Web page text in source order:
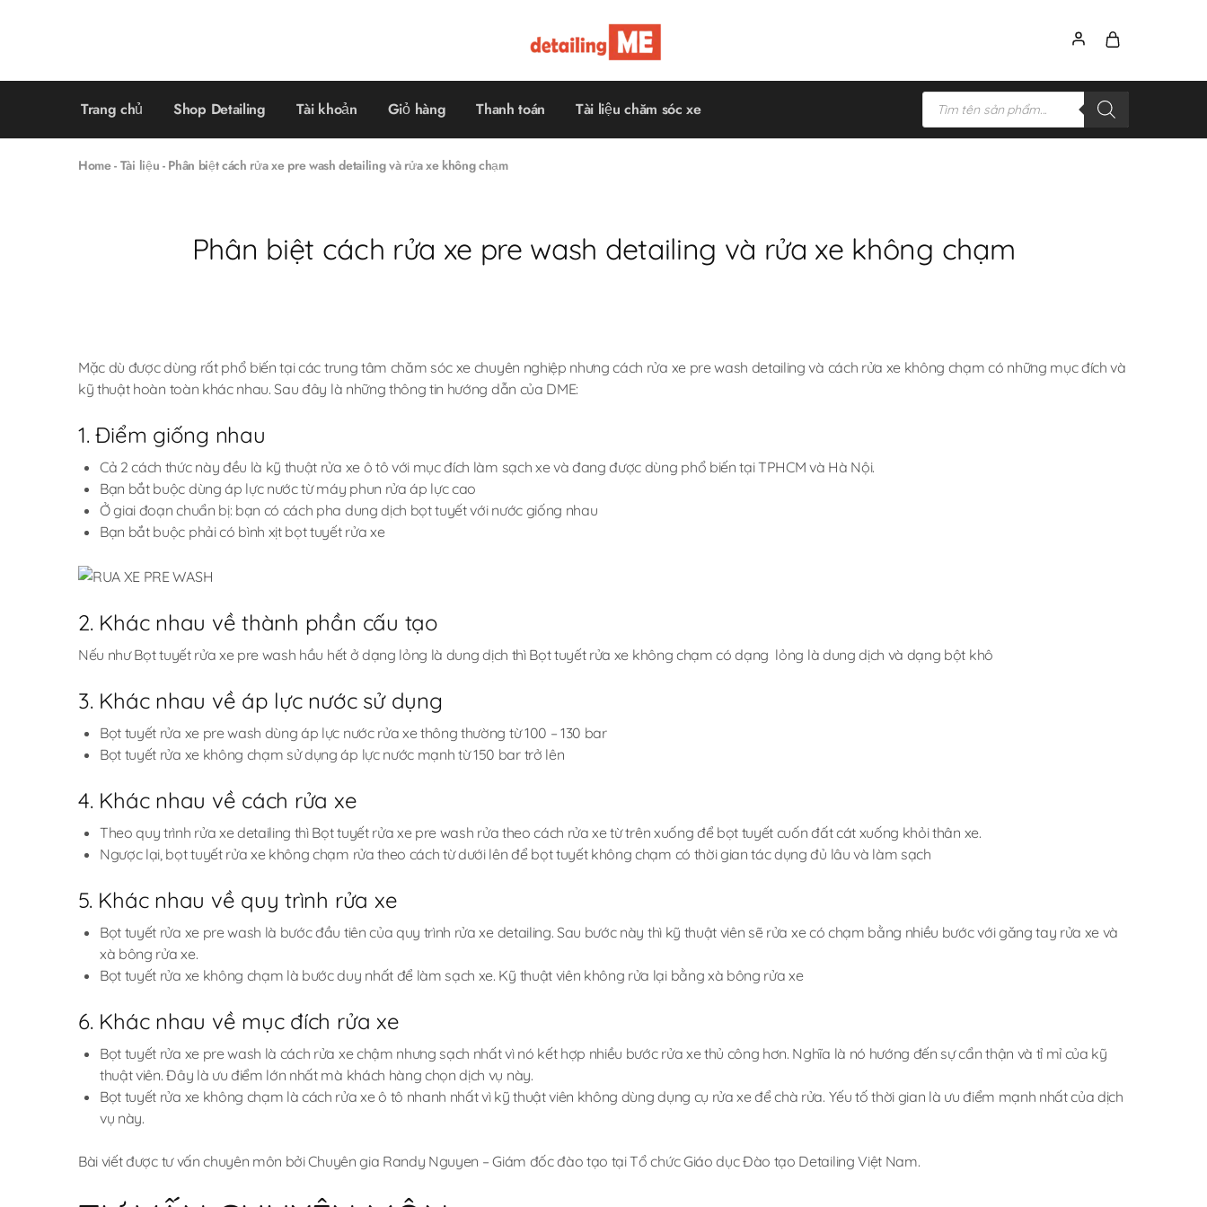
Detailing
Me
Đồ
nghề
xe
–
sales
Trang chủ Shop Detailing Tài khoản Giỏ hàng Thanh toán Tài liệu chăm sóc xe
Home- Tài liệu - Phân biệt cách rửa xe pre wash detailing và rửa xe không chạm
Phân biệt cách rửa xe pre wash detailing và rửa xe không chạm
Mặc dù được dùng rất phổ biến tại các trung tâm chăm sóc xe chuyên nghiệp nhưng cách rửa xe pre wash detailing và cách rửa xe không chạm có những mục đích và
kỹ thuật hoàn toàn khác nhau. Sau đây là những thông tin hướng dẫn của DME:
1. Điểm giống nhau
Cả 2 cách thức này đều là kỹ thuật rửa xe ô tô với mục đích làm sạch xe và đang được dùng phổ biến tại TPHCM và Hà Nội.
Bạn bắt buộc dùng áp lực nước từ máy phun rửa áp lực cao
Ở giai đoạn chuẩn bị: bạn có cách pha dung dịch bọt tuyết với nước giống nhau
Bạn bắt buộc phải có bình xịt bọt tuyết rửa xe
2. Khác nhau về thành phần cấu tạo
Nếu như Bọt tuyết rửa xe pre wash hầu hết ở dạng lỏng là dung dịch thì Bọt tuyết rửa xe không chạm có dạng lỏng là dung dịch và dạng bột khô
3. Khác nhau về áp lực nước sử dụng
Bọt tuyết rửa xe pre wash dùng áp lực nước rửa xe thông thường từ 100 – 130 bar
Bọt tuyết rửa xe không chạm sử dụng áp lực nước mạnh từ 150 bar trở lên
4. Khác nhau về cách rửa xe
Theo quy trình rửa xe detailing thì Bọt tuyết rửa xe pre wash rửa theo cách rửa xe từ trên xuống để bọt tuyết cuốn đất cát xuống khỏi thân xe.
Ngược lại, bọt tuyết rửa xe không chạm rửa theo cách từ dưới lên để bọt tuyết không chạm có thời gian tác dụng đủ lâu và làm sạch
5. Khác nhau về quy trình rửa xe
Bọt tuyết rửa xe pre wash là bước đầu tiên của quy trình rửa xe detailing. Sau bước này thì kỹ thuật viên sẽ rửa xe có chạm bằng nhiều bước với găng tay rửa xe và
xà bông rửa xe.
Bọt tuyết rửa xe không chạm là bước duy nhất để làm sạch xe. Kỹ thuật viên không rửa lại bằng xà bông rửa xe
6. Khác nhau về mục đích rửa xe
Bọt tuyết rửa xe pre wash là cách rửa xe chậm nhưng sạch nhất vì nó kết hợp nhiều bước rửa xe thủ công hơn. Nghĩa là nó hướng đến sự cẩn thận và tỉ mỉ của kỹ
thuật viên. Đây là ưu điểm lớn nhất mà khách hàng chọn dịch vụ này.
Bọt tuyết rửa xe không chạm là cách rửa xe ô tô nhanh nhất vì kỹ thuật viên không dùng dụng cụ rửa xe để chà rửa. Yếu tố thời gian là ưu điểm mạnh nhất của dịch
vụ này.
Bài viết được tư vấn chuyên môn bởi Chuyên gia Randy Nguyen – Giám đốc đào tạo tại Tổ chức Giáo dục Đào tạo Detailing Việt Nam.